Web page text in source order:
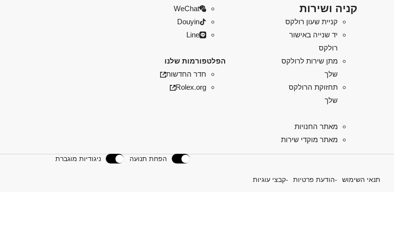
קניה ושירות
קניית שעון רולקס
יד שנייה באישור
רולקס
מתן שירות לרולקס
שלך
תחזוקת הרולקס
שלך
מאתר החנויות
מאתר מוקדי שירות
WeChat
Douyin
Line
הפלטפורמות שלנו
חדר החדשות
Rolex.org
הפחת תנועה ניגודיות מוגברת
תנאי השימוש הודעת פרטיות קבצי עוגיות